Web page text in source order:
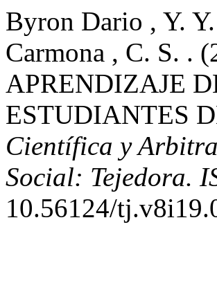
Byron Dario , Y.
Carmona , C. S. .
APRENDIZAJE
ESTUDIANTES
Científica y
Social: Tejedora.
10.56124/